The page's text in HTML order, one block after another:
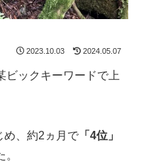
2023.10.03 2024.05.07
ビックキーワードで上
め、約2ヵ月で 「4位」